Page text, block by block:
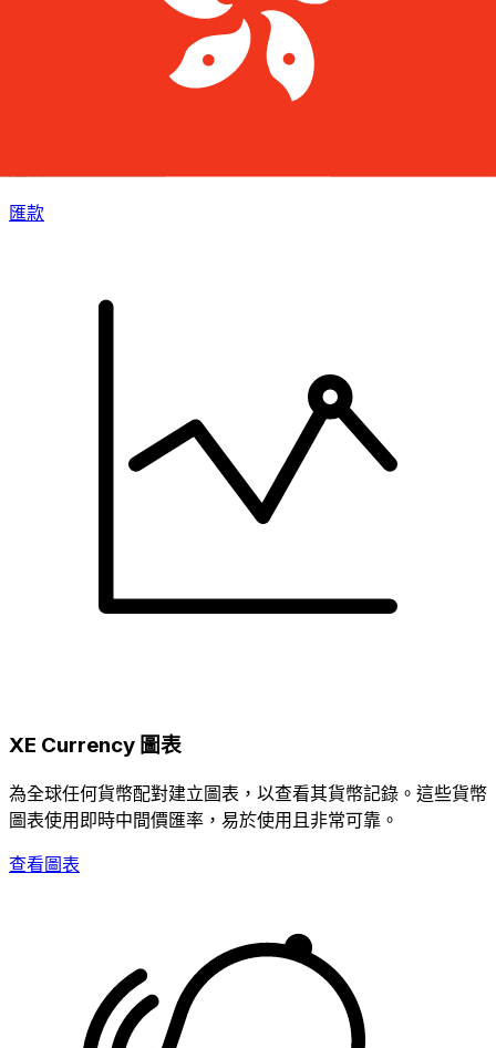
匯款
XE Currency 圖表
為全球任何貨幣配對建立圖表，以查看其貨幣記錄。這些貨幣
圖表使用即時中間價匯率，易於使用且非常可靠。
查看圖表